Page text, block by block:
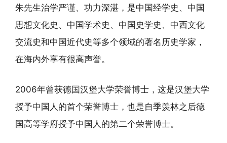
朱先生治学严谨、功力深湛，是中国经学史、中国
思想文化史、中国学术史、中国史学史、中西文化
交流史和中国近代史等多个领域的著名历史学家，
在海内外享有很高声誉。
2006年曾获德国汉堡大学荣誉博士，这是汉堡大学
授予中国人的首个荣誉博士，也是自季羡林之后德
国高等学府授予中国人的第二个荣誉博士。